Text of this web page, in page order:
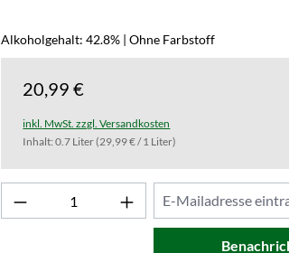
Alkoholgehalt: 42.8% | Ohne Farbstoff
20,99 €
inkl. MwSt. zzgl. Versandkosten
Inhalt:0.7 Liter(29,99 € / 1 Liter)